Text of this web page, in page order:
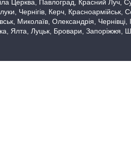
Церква, Павлоград, Красний Луч,
Чернігів, Керч, Красноармійськ,
Миколаїв, Олександрія, Чернівці,
Ялта, Луцьк, Бровари, Запоріжжя,